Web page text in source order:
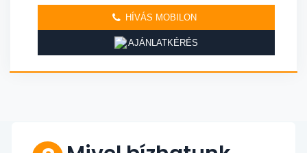
HÍVÁS MOBILON
AJÁNLATKÉRÉS